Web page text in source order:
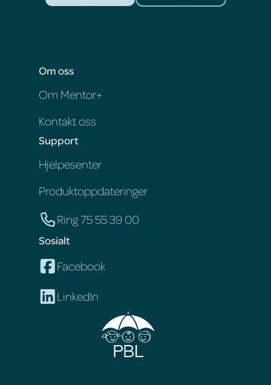
Om oss
Om Mentor+
Kontakt oss
Support
Hjelpesenter
Produktoppdateringer
Ring 75 55 39 00
Sosialt
Facebook
LinkedIn